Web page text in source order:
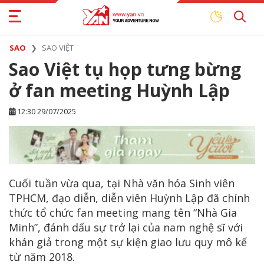
SAO SAO VIỆT
Sao Việt tụ họp tưng bừng
ở fan meeting Huỳnh Lập
12:30 29/07/2025
Cuối tuần vừa qua, tại Nhà văn hóa Sinh viên
TPHCM, đạo diễn, diễn viên Huỳnh Lập đã chính
thức tổ chức fan meeting mang tên “Nhà Gia
Minh”, đánh dấu sự trở lại của nam nghệ sĩ với
khán giả trong một sự kiện giao lưu quy mô kể
từ năm 2018.